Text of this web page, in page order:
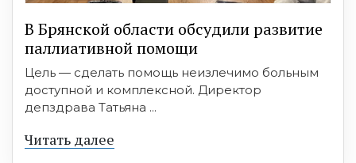
В Брянской области обсудили развитие
паллиативной помощи
Цель — сделать помощь неизлечимо больным
доступной и комплексной. Директор
депздрава Татьяна ...
Читать далее